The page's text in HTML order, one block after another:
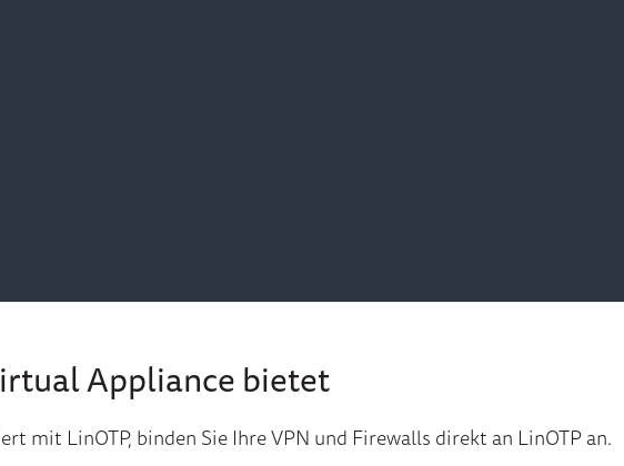
Appliance bietet
mit LinOTP, binden Sie Ihre VPN und Firewalls direkt an LinOTP an.